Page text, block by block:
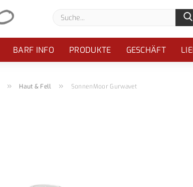
BARF INFO PRODUKTE GESCHÄFT
» Haut & Fell » SonnenMoor Gurwavet